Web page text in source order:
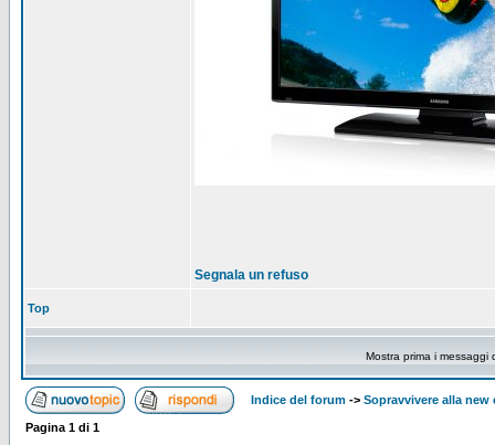
Segnala un refuso
Top
Mostra prima i messaggi
Indice del forum -> Sopravvivere alla new
Pagina 1 di 1